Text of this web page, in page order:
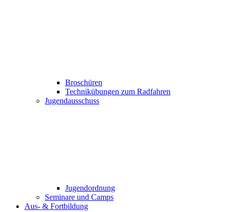
Broschüren
Technikübungen zum Radfahren
Jugendausschuss
Jugendordnung
Seminare und Camps
Aus- & Fortbildung